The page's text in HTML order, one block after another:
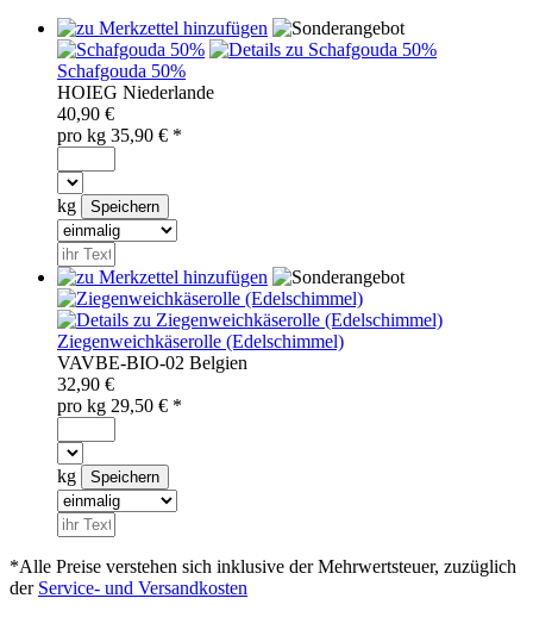
Schafgouda 50%
HOIEG Niederlande
40,90 €
pro kg 35,90 € *
kg
Ziegenweichkäserolle (Edelschimmel)
VAVBE-BIO-02 Belgien
32,90 €
pro kg 29,50 € *
kg
*Alle Preise verstehen sich inklusive der Mehrwertsteuer, zuzüglich
der Service- und Versandkosten